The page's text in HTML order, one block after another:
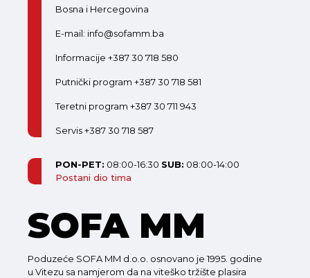
Bosna i Hercegovina
E-mail: info@sofamm.ba
Informacije +387 30 718 580
Putnički program +387 30 718 581
Teretni program +387 30 711 943
Servis +387 30 718 587
PON-PET: 08:00-16:30 SUB: 08:00-14:00
Postani dio tima
SOFA MM
Poduzeće SOFA MM d.o.o. osnovano je 1995. godine
u Vitezu sa namjerom da na viteško tržište plasira